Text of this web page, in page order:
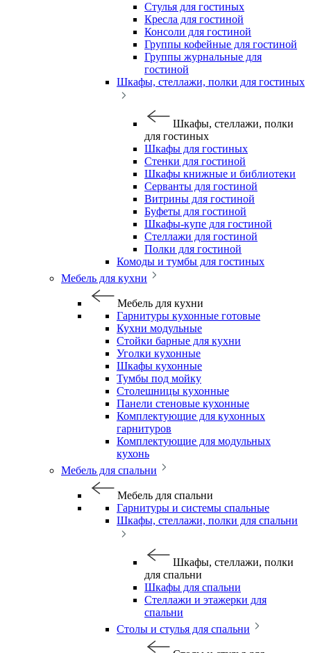
Стулья для гостиных
Кресла для гостиной
Консоли для гостиной
Группы кофейные для гостиной
Группы журнальные для
гостиной
Шкафы, стеллажи, полки для гостиных
Шкафы, стеллажи, полки
для гостиных
Шкафы для гостиных
Стенки для гостиной
Шкафы книжные и библиотеки
Серванты для гостиной
Витрины для гостиной
Буфеты для гостиной
Шкафы-купе для гостиной
Стеллажи для гостиной
Полки для гостиной
Комоды и тумбы для гостиных
Мебель для кухни
Мебель для кухни
Гарнитуры кухонные готовые
Кухни модульные
Стойки барные для кухни
Уголки кухонные
Шкафы кухонные
Тумбы под мойку
Столешницы кухонные
Панели стеновые кухонные
Комплектующие для кухонных
гарнитуров
Комплектующие для модульных
кухонь
Мебель для спальни
Мебель для спальни
Гарнитуры и системы спальные
Шкафы, стеллажи, полки для спальни
Шкафы, стеллажи, полки
для спальни
Шкафы для спальни
Стеллажи и этажерки для
спальни
Столы и стулья для спальни